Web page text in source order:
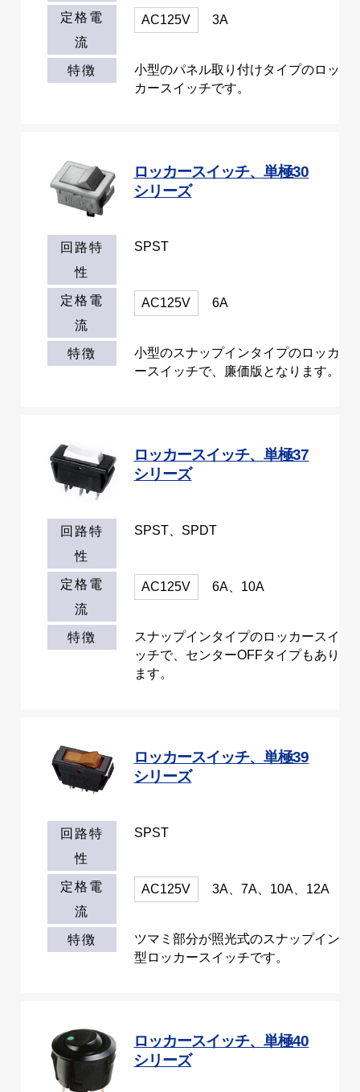
定格電
流
AC125V 3A
特徴
小型のパネル取り付けタイプのロッ
カースイッチです。
ロッカースイッチ、単極30
シリーズ
回路特
性
SPST
定格電
流
AC125V 6A
特徴
小型のスナップインタイプのロッカ
ースイッチで、廉価版となります。
ロッカースイッチ、単極37
シリーズ
回路特
性
SPST、SPDT
定格電
流
AC125V 6A、10A
特徴
スナップインタイプのロッカースイ
ッチで、センターOFFタイプもあり
ます。
ロッカースイッチ、単極39
シリーズ
回路特
性
SPST
定格電
流
AC125V 3A、7A、10A、12A
特徴
ツマミ部分が照光式のスナップイン
型ロッカースイッチです。
ロッカースイッチ、単極40
シリーズ